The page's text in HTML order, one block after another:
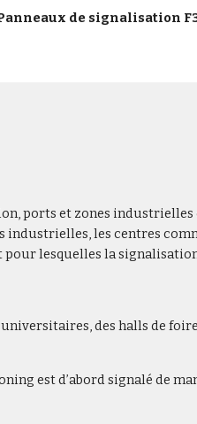
de signalisation
ports et zones
les centres
lesquelles la
des halls de
est d’abord signalé de